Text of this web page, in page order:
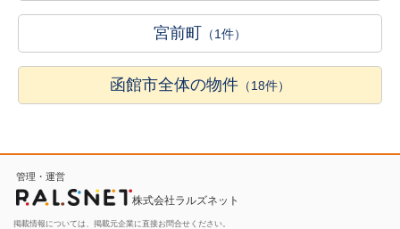
宮前町 （1件）
函館市全体の物件 （18件）
管理・運営
株式会社ラルズネット
掲載情報については、掲載元企業に直接お問合せください。